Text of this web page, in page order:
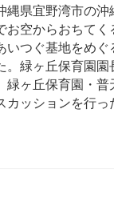
縄県宜野湾市の
お空からおちて
いつぐ基地をめぐ
。緑ヶ丘保育園園
緑ヶ丘保育園・
カッションを行っ